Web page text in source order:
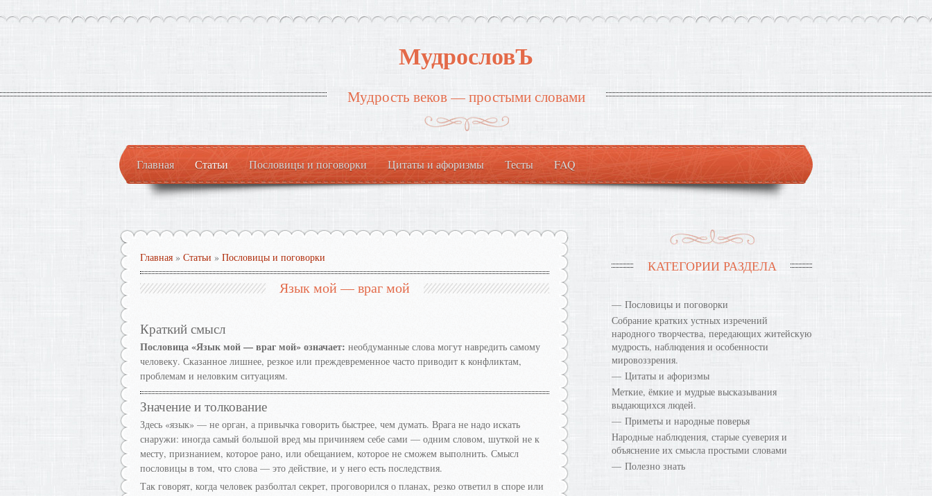
МудрословЪ
Мудрость веков — простыми словами
Главная Статьи Пословицы и поговорки Цитаты и афоризмы Тесты FAQ
Главная » Статьи » Пословицы и поговорки
Язык мой — враг мой
Краткий смысл
Пословица «Язык мой — враг мой» означает: необдуманные слова могут навредить самому
человеку. Сказанное лишнее, резкое или преждевременное часто приводит к конфликтам,
проблемам и неловким ситуациям.
Значение и толкование
Здесь «язык» — не орган, а привычка говорить быстрее, чем думать. Врага не надо искать
снаружи: иногда самый большой вред мы причиняем себе сами — одним словом, шуткой не к
месту, признанием, которое рано, или обещанием, которое не сможем выполнить. Смысл
пословицы в том, что слова — это действие, и у него есть последствия.
Так говорят, когда человек разболтал секрет, проговорился о планах, резко ответил в споре или
КАТЕГОРИИ РАЗДЕЛА
Пословицы и поговорки
Собрание кратких устных изречений
народного творчества, передающих житейскую
мудрость, наблюдения и особенности
мировоззрения.
Цитаты и афоризмы
Меткие, ёмкие и мудрые высказывания
выдающихся людей.
Приметы и народные поверья
Народные наблюдения, старые суеверия и
объяснение их смысла простыми словами
Полезно знать